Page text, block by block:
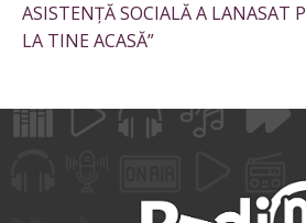
ASISTENȚĂ SOCIALĂ A LANASAT
LA TINE ACASĂ”